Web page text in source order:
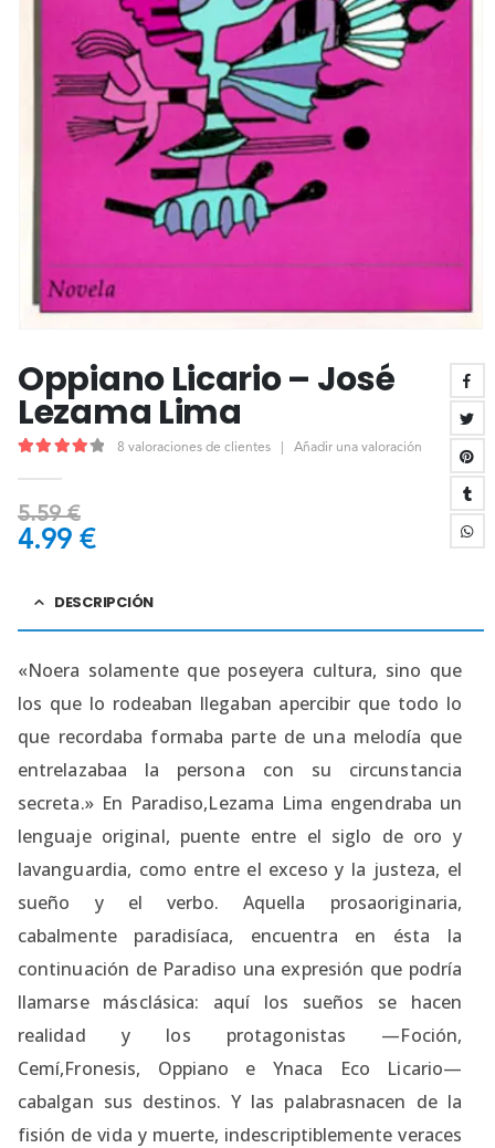
Oppiano Licario – José
Lezama Lima
8 valoraciones de clientes Añadir una valoración
5.59€
4.99 €
DESCRIPCIÓN
«Noera solamente que poseyera cultura, sino que
los que lo rodeaban llegaban apercibir que todo lo
que recordaba formaba parte de una melodía que
entrelazabaa la persona con su circunstancia
secreta.» En Paradiso,Lezama Lima engendraba un
lenguaje original, puente entre el siglo de oro y
lavanguardia, como entre el exceso y la justeza, el
sueño y el verbo. Aquella prosaoriginaria,
cabalmente paradisíaca, encuentra en ésta la
continuación de Paradiso una expresión que podría
llamarse másclásica: aquí los sueños se hacen
realidad y los protagonistas —Foción,
Cemí,Fronesis, Oppiano e Ynaca Eco Licario—
cabalgan sus destinos. Y las palabrasnacen de la
fisión de vida y muerte, indescriptiblemente veraces